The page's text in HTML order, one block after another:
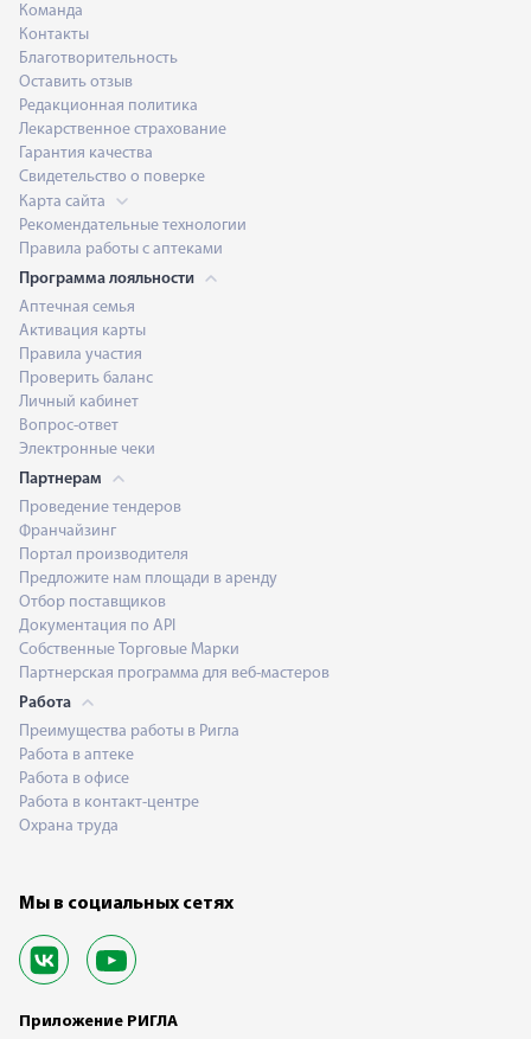
Команда
Контакты
Благотворительность
Оставить отзыв
Редакционная политика
Лекарственное страхование
Гарантия качества
Свидетельство о поверке
Карта сайта
Рекомендательные технологии
Правила работы с аптеками
Программа лояльности
Аптечная семья
Активация карты
Правила участия
Проверить баланс
Личный кабинет
Вопрос-ответ
Электронные чеки
Партнерам
Проведение тендеров
Франчайзинг
Портал производителя
Предложите нам площади в аренду
Отбор поставщиков
Документация по API
Собственные Торговые Марки
Партнерская программа для веб-мастеров
Работа
Преимущества работы в Ригла
Работа в аптеке
Работа в офисе
Работа в контакт-центре
Охрана труда
Мы в социальных сетях
Приложение РИГЛА